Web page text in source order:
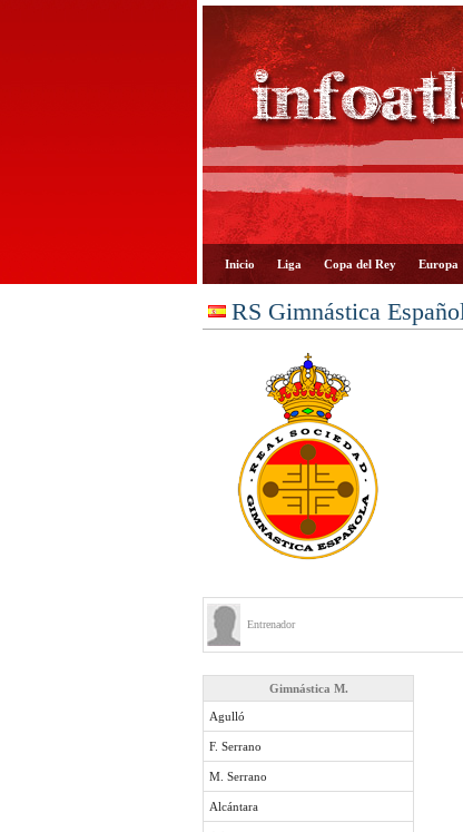
Inicio Liga Copa del Rey Europa
RS Gimnástica
Entrenador
Gimnástica M.
Agulló
F. Serrano
M. Serrano
Alcántara